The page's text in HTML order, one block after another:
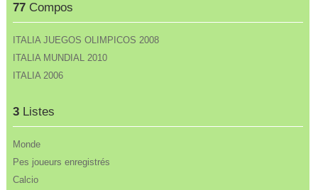
77 Compos
ITALIA JUEGOS OLIMPICOS 2008
ITALIA MUNDIAL 2010
ITALIA 2006
3 Listes
Monde
Pes joueurs enregistrés
Calcio